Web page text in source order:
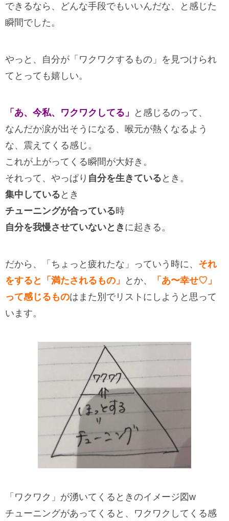
できるなら、どんな手段でもいいんだな、と感じた
瞬間でした。
やっと、自分が「ワクワクするもの」を見つけられ
てとっても嬉しい。
「あ、今私、ワクワクしてる」
と感じるのって、
なんだか涙が出そうになる、喉元が熱くなるよう
な、震えてくる感じ。
これが上がってくる瞬間が大好き。
それって、やっぱり 自分を生きている とき。
集中している とき
チューニングが合っている時
自分を我慢させていないとき に起きる。
だから、「ちょっと疲れたな」っていう時に、 それ
をすると「満たされるもの」
とか、
「あ〜幸せ♡」
って感じるものはまた別でリストにしようと思って
います。
「ワクワク」が湧いてくるときのイメージ図w
チューニングがあってくると、ワクワクしてくる感